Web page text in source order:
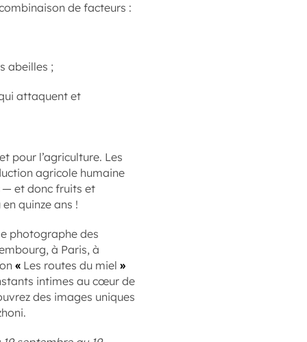
de facteurs :
abeilles ;
attaquent et
pour l’agriculture. Les
agricole humaine
— et donc fruits et
quinze ans !
photographe des
à Paris, à
« Les routes du miel »
intimes au cœur de
des images uniques